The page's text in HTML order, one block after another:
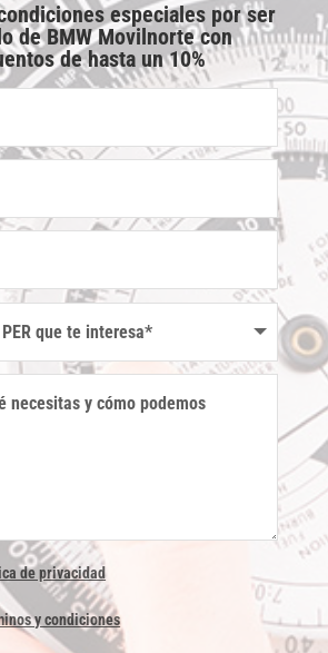
especiales por ser
de BMW Movilnorte con
de hasta un 10%
de privacidad
y condiciones